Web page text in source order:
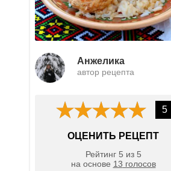
Анжелика
автор рецепта
5
ОЦЕНИТЬ РЕЦЕПТ
Рейтинг 5 из 5
на основе 13 голосов